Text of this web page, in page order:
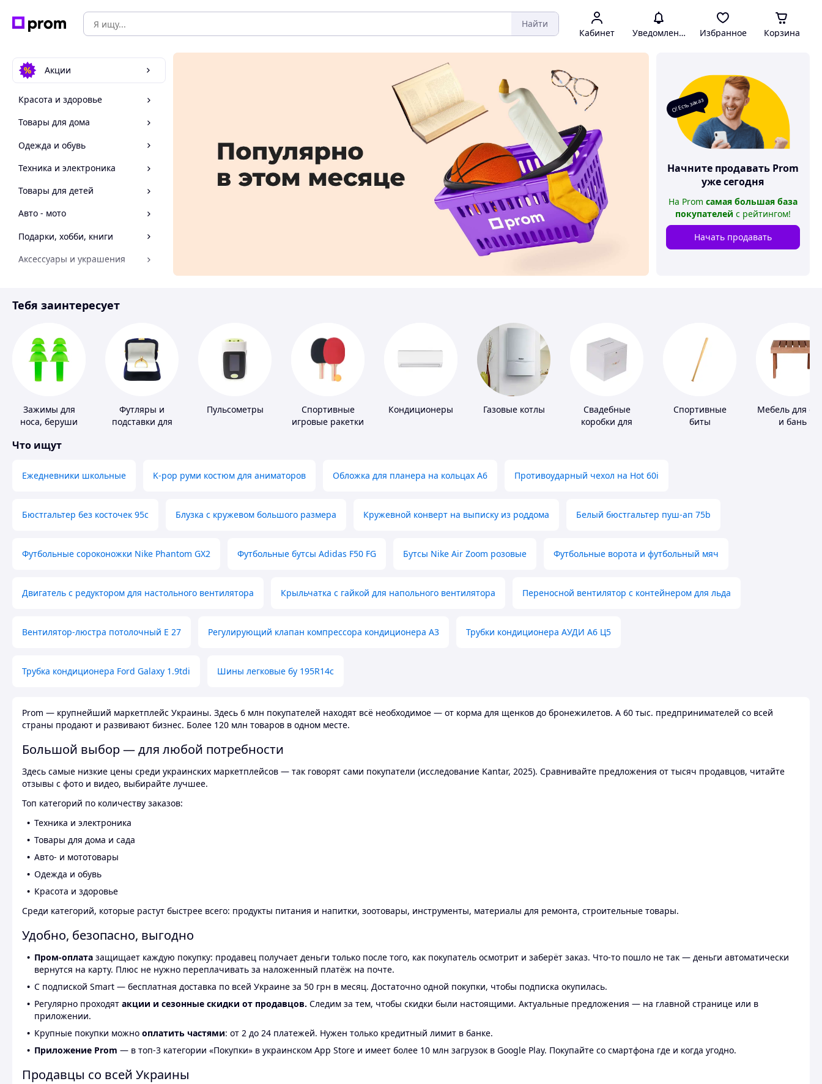
Найти
Кабинет Уведомления Избранное Корзина
Акции
Красота и здоровье
Товары для дома
Одежда и обувь
Техника и электроника
Товары для детей
Авто - мото
Подарки, хобби, книги
Аксессуары и украшения
Спорт и отдых
О! Есть заказ
Начните продавать Prom
уже сегодня
На Prom самая большая база
покупателей с рейтингом!
Начать продавать
Тебя заинтересует
Зажимы для
носа, беруши
Футляры и
подставки для
Пульсометры
Спортивные
игровые ракетки
Кондиционеры Газовые котлы
Свадебные
коробки для
Спортивные
биты
Мебель для
и бань
Что ищут
Ежедневники школьные K-pop руми костюм для аниматоров Обложка для планера на кольцах А6 Противоударный чехол на Hot 60i
Бюстгальтер без косточек 95с Блузка с кружевом большого размера Кружевной конверт на выписку из роддома Белый бюстгальтер пуш-ап 75b
Футбольные сороконожки Nike Phantom GX2 Футбольные бутсы Adidas F50 FG Бутсы Nike Air Zoom розовые Футбольные ворота и футбольный мяч
Двигатель с редуктором для настольного вентилятора Крыльчатка с гайкой для напольного вентилятора Переносной вентилятор с контейнером для льда
Вентилятор-люстра потолочный E 27 Регулирующий клапан компрессора кондиционера А3 Трубки кондиционера АУДИ А6 Ц5
Трубка кондиционера Ford Galaxy 1.9tdi Шины легковые бу 195R14c
Prom — крупнейший маркетплейс Украины. Здесь 6 млн покупателей находят всё необходимое — от корма для щенков до бронежилетов. А 60 тыс. предпринимателей со всей
страны продают и развивают бизнес. Более 120 млн товаров в одном месте.
Большой выбор — для любой потребности
Здесь самые низкие цены среди украинских маркетплейсов — так говорят сами покупатели (исследование Kantar, 2025). Сравнивайте предложения от тысяч продавцов, читайте
отзывы с фото и видео, выбирайте лучшее.
Топ категорий по количеству заказов:
Техника и электроника
Товары для дома и сада
Авто- и мототовары
Одежда и обувь
Красота и здоровье
Среди категорий, которые растут быстрее всего: продукты питания и напитки, зоотовары, инструменты, материалы для ремонта, строительные товары.
Удобно, безопасно, выгодно
Пром-оплата защищает каждую покупку: продавец получает деньги только после того, как покупатель осмотрит и заберёт заказ. Что-то пошло не так — деньги автоматически
вернутся на карту. Плюс не нужно переплачивать за наложенный платёж на почте.
С подпиской Smart — бесплатная доставка по всей Украине за 50 грн в месяц. Достаточно одной покупки, чтобы подписка окупилась.
Регулярно проходят акции и сезонные скидки от продавцов. Следим за тем, чтобы скидки были настоящими. Актуальные предложения — на главной странице или в
приложении.
Крупные покупки можно оплатить частями: от 2 до 24 платежей. Нужен только кредитный лимит в банке.
Приложение Prom — в топ-3 категории «Покупки» в украинском App Store и имеет более 10 млн загрузок в Google Play. Покупайте со смартфона где и когда угодно.
Продавцы со всей Украины